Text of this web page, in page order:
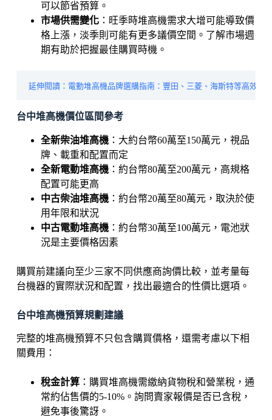
可以節省預算。
市場供需變化：旺季時堆高機需求大增可能導致價
格上漲，淡季則可能有更多議價空間。了解市場週
期有助於把握最佳購買時機。
延伸閱讀： 電動堆高機品牌選購指南：豐田、三菱、海斯特等高效率
台中堆高機價位區間參考
全新柴油堆高機：大約台幣60萬至150萬元，視品
牌、載重和配置而定
全新電動堆高機：約台幣80萬至200萬元，高規格
配置可能更高
中古柴油堆高機：約台幣20萬至80萬元，取決於使
用年限和狀況
中古電動堆高機：約台幣30萬至100萬元，電池狀
況是主要價格因素
購買前建議向至少三家不同供應商詢價比較，並考量每
台機器的實際狀況和配置，找出最適合的性價比選項。
台中堆高機預算規劃建議
完整的堆高機預算不只包含購買價格，還需考慮以下相
關費用：
稅金計算：購買堆高機需繳納貨物稅和營業稅，通
常約佔售價的5-10%。詢問賣家報價是否已含稅，
避免事後驚訝。